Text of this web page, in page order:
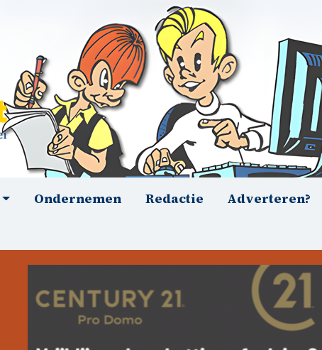
Ondernemen Redactie Adverteren?